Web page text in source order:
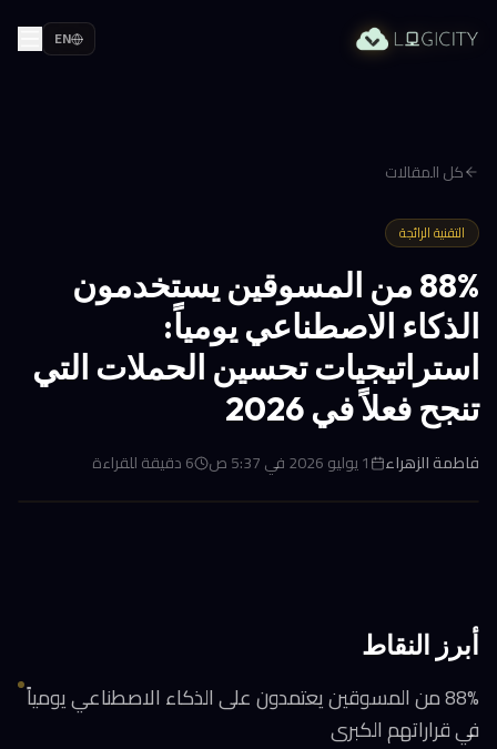
EN
كل المقالات
التقنية الرائجة
88% من المسوقين يستخدمون
الذكاء الاصطناعي يومياً:
استراتيجيات تحسين الحملات التي
تنجح فعلاً في 2026
فاطمة الزهراء 1 يوليو 2026 في 5:37 ص 6دقيقة للقراءة
أبرز النقاط
88% من المسوقين يعتمدون على الذكاء الاصطناعي يومياً
في قراراتهم الكبرى